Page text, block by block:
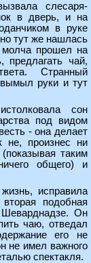
слесаря-
в дверь, и на
в руке
тут же нашлась
молча прошел на
предлагать чай,
Странный
руки и тут
сон
под видом
- она делает
не, произнес ни
таким
общего) и
исправила
подобная
Он
чаю, отведал
его не
не имел важного
спектакля.